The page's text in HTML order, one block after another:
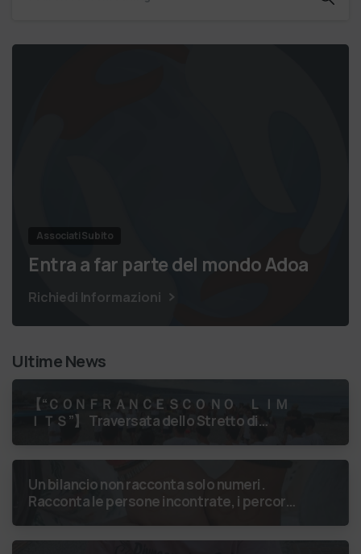
Associati Subito
Entra a far parte del mondo Adoa
Richiedi Informazioni
Ultime News
【 “ＣＯＮＦＲＡＮＣＥＳＣＯ ＮＯ ＬＩＭ
ＩＴＳ”】 Traversata dello Stretto di
Un bilancio non racconta solo numeri.
Racconta le persone incontrate, i percorsi